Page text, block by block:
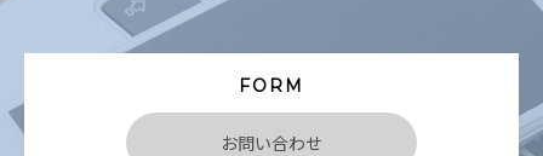
FORM
お問い合わせ